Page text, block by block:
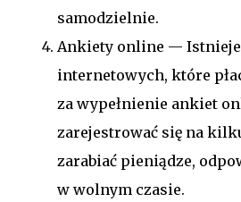
samodzielnie.
Ankiety online —
internetowych, które
za wypełnienie ankiet
zarejestrować się na
zarabiać pieniądze,
w wolnym czasie.